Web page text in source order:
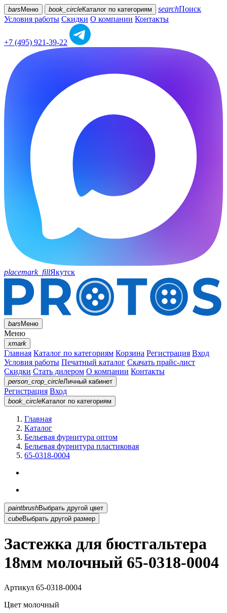
bars Меню book_circleКаталог по категориям searchПоиск
Условия работы Скидки О компании Контакты
+7 (495) 921-39-22
placemark_fillЯкутск
barsМеню
Меню
xmark
Главная Каталог по категориям Корзина Регистрация Вход
Условия работы Печатный каталог Скачать прайс-лист
Скидки Стать дилером О компании Контакты
person_crop_circleЛичный кабинет
Регистрация Вход
book_circleКаталог по категориям
Главная
Каталог
Бельевая фурнитура оптом
Бельевая фурнитура пластиковая
65-0318-0004
paintbrush
Выбрать другой цвет
cubeВыбрать другой размер
Застежка для бюстгальтера
18мм молочный 65-0318-0004
Артикул 65-0318-0004
Цвет молочный